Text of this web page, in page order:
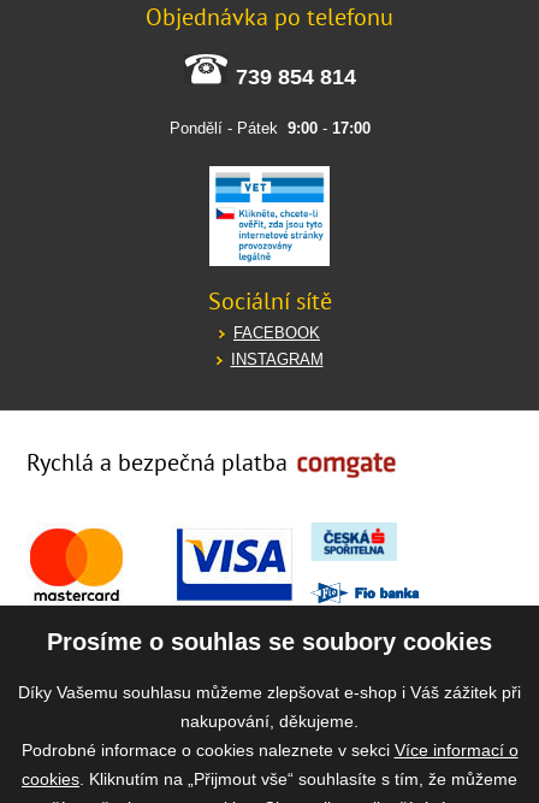
Objednávka po telefonu
739 854 814
Pondělí - Pátek 9:00- 17:00
Sociální sítě
FACEBOOK
INSTAGRAM
Rychlá a bezpečná platba
Prosíme o souhlas se soubory cookies
Díky Vašemu souhlasu můžeme zlepšovat e-shop i Váš zážitek při
nakupování, děkujeme.
Podrobné informace o cookies naleznete v sekci Více informací o
cookies . Kliknutím na „Přijmout vše“ souhlasíte s tím, že můžeme